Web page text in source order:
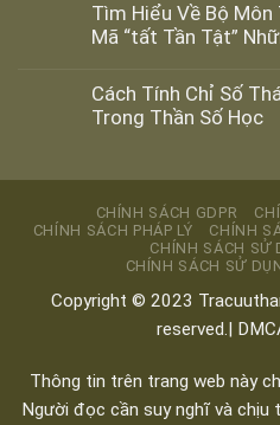
Tìm Hiểu Về Bộ Môn
Mã “tất Tần Tật”
Cách Tính Chỉ Số
Trong Thần Số Học
CHÍNH SÁCH GDPR
CHÍNH SÁCH PHÁP LÝ
CHÍNH
CHÍNH SÁCH SỬ
CHÍNH SÁCH SỬ
Copyright © 2023
reserved.|
Thông tin trên trang web này
Người đọc cần suy nghĩ và chịu